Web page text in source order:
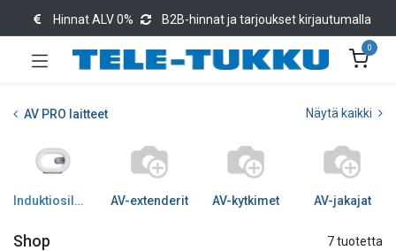
Hinnat ALV 0% B2B-hinnat ja tarjoukset kirjautumalla
0
AV PRO laitteet Näytä kaikki
Induktiosilmukkatuotteet AV-extenderit AV-kytkimet AV-jakajat
Shop 7 tuotetta